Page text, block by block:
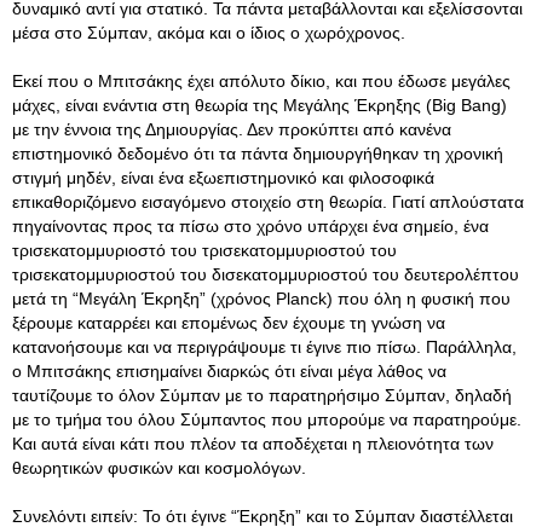
δυναμικό αντί για στατικό. Τα πάντα μεταβάλλονται και εξελίσσονται
μέσα στο Σύμπαν, ακόμα και ο ίδιος ο χωρόχρονος.
Εκεί που ο Μπιτσάκης έχει απόλυτο δίκιο, και που έδωσε μεγάλες
μάχες, είναι ενάντια στη θεωρία της Μεγάλης Έκρηξης (Big Bang)
με την έννοια της Δημιουργίας . Δεν προκύπτει από κανένα
επιστημονικό δεδομένο ότι τα πάντα δημιουργήθηκαν τη χρονική
στιγμή μηδέν, είναι ένα εξωεπιστημονικό και φιλοσοφικά
επικαθοριζόμενο εισαγόμενο στοιχείο στη θεωρία. Γιατί απλούστατα
πηγαίνοντας προς τα πίσω στο χρόνο υπάρχει ένα σημείο, ένα
τρισεκατομμυριοστό του τρισεκατομμυριοστού του
τρισεκατομμυριοστού του δισεκατομμυριοστού του δευτερολέπτου
μετά τη “Μεγάλη Έκρηξη” (χρόνος Planck) που όλη η φυσική που
ξέρουμε καταρρέει και επομένως δεν έχουμε τη γνώση να
κατανοήσουμε και να περιγράψουμε τι έγινε πιο πίσω. Παράλληλα,
ο Μπιτσάκης επισημαίνει διαρκώς ότι είναι μέγα λάθος να
ταυτίζουμε το όλον Σύμπαν με το παρατηρήσιμο Σύμπαν, δηλαδή
με το τμήμα του όλου Σύμπαντος που μπορούμε να παρατηρούμε.
Και αυτά είναι κάτι που πλέον τα αποδέχεται η πλειονότητα των
θεωρητικών φυσικών και κοσμολόγων.
Συνελόντι ειπείν: Το ότι έγινε “Έκρηξη” και το Σύμπαν διαστέλλεται